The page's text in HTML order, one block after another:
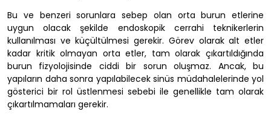
Bu ve benzeri sorunlara sebep olan orta burun etlerine
uygun olacak şekilde endoskopik cerrahi teknikerlerin
kullanılması ve küçültülmesi gerekir. Görev olarak alt etler
kadar kritik olmayan orta etler, tam olarak çıkartıldığında
burun fizyolojisinde ciddi bir sorun oluşmaz. Ancak, bu
yapıların daha sonra yapılabilecek sinüs müdahalelerinde yol
gösterici bir rol üstlenmesi sebebi ile genellikle tam olarak
çıkartılmamaları gerekir.